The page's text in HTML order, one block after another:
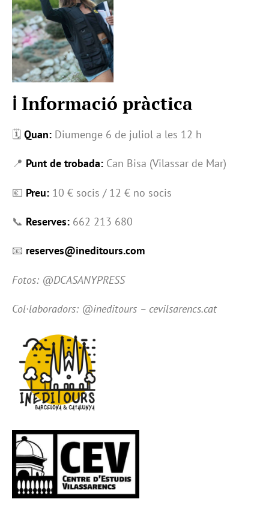
ℹ️ Informació pràctica
🗓 Quan: Diumenge 6 de juliol a les 12 h
📍 Punt de trobada: Can Bisa (Vilassar de Mar)
💶 Preu: 10 € socis / 12 € no socis
📞 Reserves: 662 213 680
📧 reserves@ineditours.com
Fotos: @DCASANYPRESS
Col·laboradors: @ineditours – cevilsarencs.cat